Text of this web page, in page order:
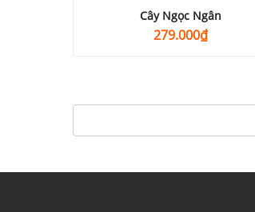
Cây Ngọc Ngân
279.000₫